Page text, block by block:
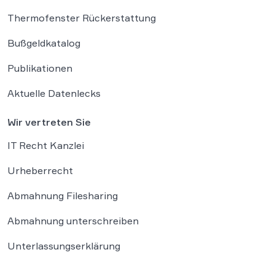
Thermofenster Rückerstattung
Bußgeldkatalog
Publikationen
Aktuelle Datenlecks
Wir vertreten Sie
IT Recht Kanzlei
Urheberrecht
Abmahnung Filesharing
Abmahnung unterschreiben
Unterlassungserklärung